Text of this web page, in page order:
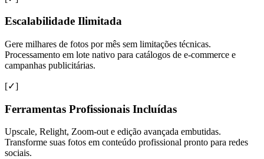
Escalabilidade Ilimitada
Gere milhares de fotos por mês sem limitações técnicas.
Processamento em lote nativo para catálogos de e-commerce e
campanhas publicitárias.
[✓]
Ferramentas Profissionais Incluídas
Upscale, Relight, Zoom-out e edição avançada embutidas.
Transforme suas fotos em conteúdo profissional pronto para redes
sociais.